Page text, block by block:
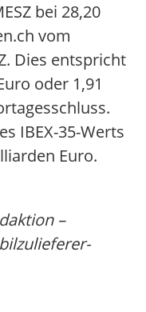
bei 28,20
vom
Dies entspricht
oder 1,91
IBEX-35-Werts
Euro.
–